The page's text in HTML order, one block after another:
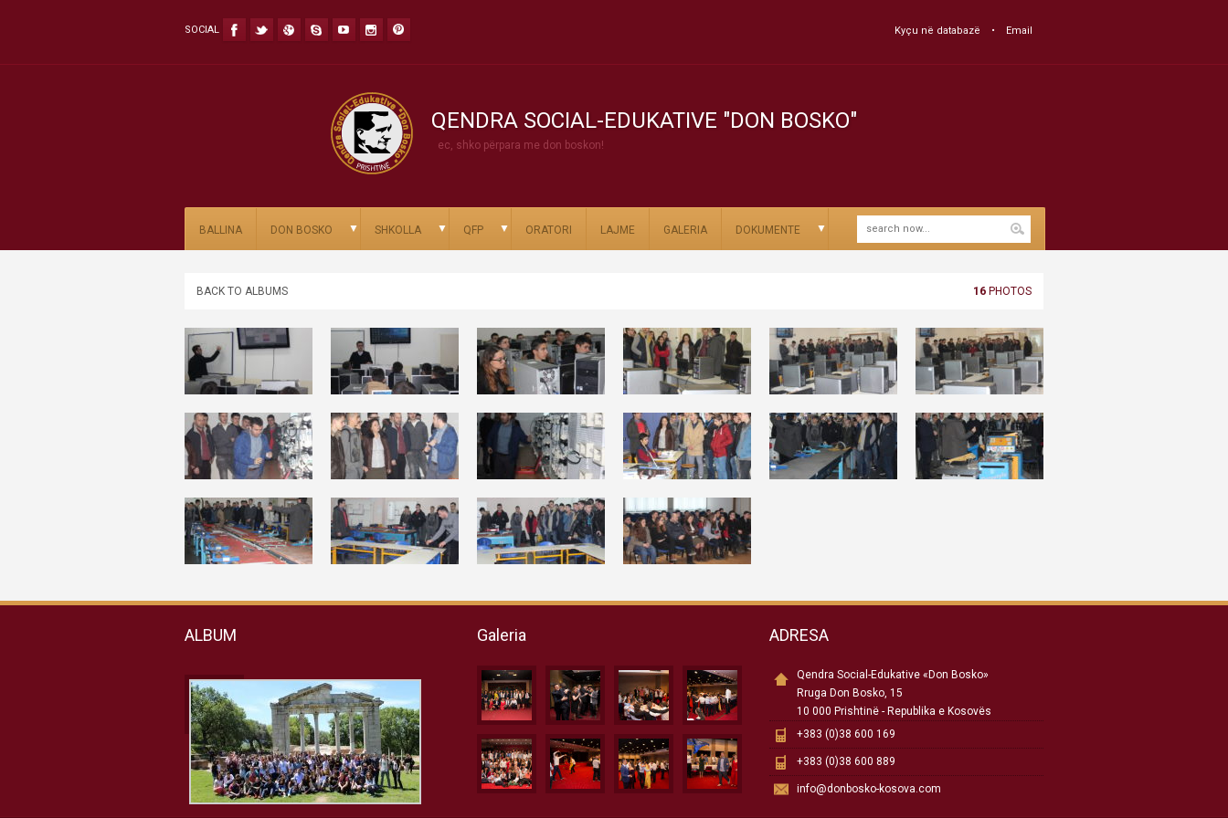
SOCIAL Kyçu në databazë Email
QENDRA SOCIAL-EDUKATIVE "DON BOSKO"
ec, shko përpara me don boskon!
BALLINA DON BOSKO ▼ SHKOLLA ▼ QFP ▼ ORATORI LAJME GALERIA DOKUMENTE ▼
BACK TO ALBUMS 16 PHOTOS
ALBUM Galeria ADRESA
Qendra Social-Edukative «Don Bosko»
Rruga Don Bosko, 15
10 000 Prishtinë - Republika e Kosovës
+383 (0)38 600 169
+383 (0)38 600 889
info@donbosko-kosova.com